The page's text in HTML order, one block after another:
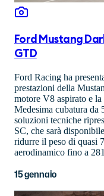
Ford Mustang
GTD
Ford Racing ha
prestazioni della
motore V8 aspirato e
Medesima cubatura da
soluzioni tecniche
SC, che sarà
ridurre il peso di quasi
aerodinamico fino a
15 gennaio